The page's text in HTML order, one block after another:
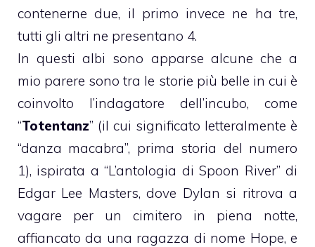
contenerne due, il primo invece ne ha tre,
tutti gli altri ne presentano 4.
In questi albi sono apparse alcune che a
mio parere sono tra le storie più belle in cui è
coinvolto l’indagatore dell’incubo, come
“Totentanz” (il cui significato letteralmente è
“danza macabra”, prima storia del numero
1), ispirata a “L’antologia di Spoon River” di
Edgar Lee Masters, dove Dylan si ritrova a
vagare per un cimitero in piena notte,
affiancato da una ragazza di nome Hope, e